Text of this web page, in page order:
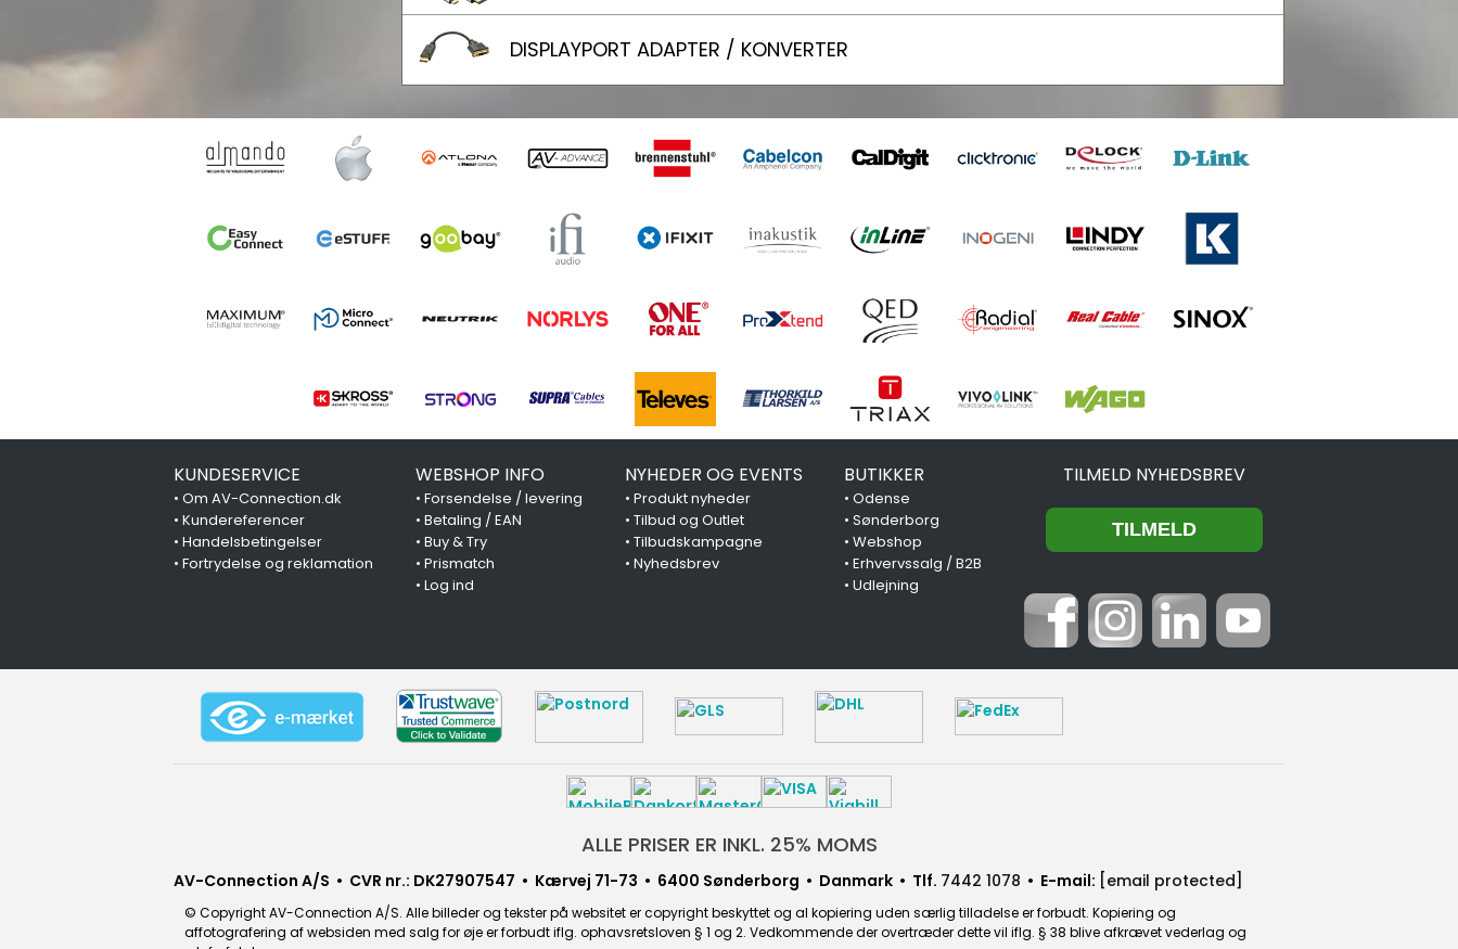
DISPLAYPORT ADAPTER / KONVERTER
KUNDESERVICE
• Om AV-Connection.dk
• Kundereferencer
• Handelsbetingelser
• Fortrydelse og reklamation
WEBSHOP INFO
• Forsendelse / levering
• Betaling / EAN
• Buy & Try
• Prismatch
• Log ind
NYHEDER OG EVENTS
• Produkt nyheder
• Tilbud og Outlet
• Tilbudskampagne
• Nyhedsbrev
BUTIKKER
•Odense
•Sønderborg
•Webshop
•Erhvervssalg / B2B
•Udlejning
TILMELD NYHEDSBREV
ALLE PRISER ER INKL. 25% MOMS
AV-Connection A/S • CVR nr.: DK27907547 • Kærvej 71-73 • 6400 Sønderborg • Danmark • Tlf. 7442 1078 • E-mail: [email protected]
© Copyright AV-Connection A/S. Alle billeder og tekster på websitet er copyright beskyttet og al kopiering uden særlig tilladelse er forbudt. Kopiering og
affotografering af websiden med salg for øje er forbudt iflg. ophavsretsloven § 1 og 2. Vedkommende der overtræder dette vil iflg. § 38 blive afkrævet vederlag og